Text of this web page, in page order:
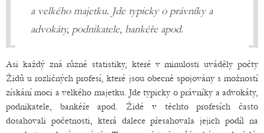
a velkého majetku. Jde typicky o právníky a
advokáty, podnikatele, bankéře apod.
Asi každý zná různé statistiky, které v minulosti uváděly počty
Židů u rozličných profesí, které jsou obecně spojovány s možností
získání moci a velkého majetku. Jde typicky o právníky a advokáty,
podnikatele, bankéře apod. Židé v těchto profesích často
dosahovali početnosti, která dalece přesahovala jejich podíl na